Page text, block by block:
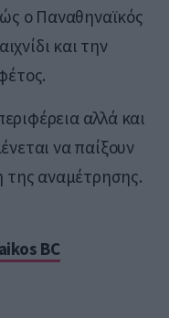
ο Παναθηναϊκός
και την
αλλά και
να παίξουν
της αναμέτρησης.
BC